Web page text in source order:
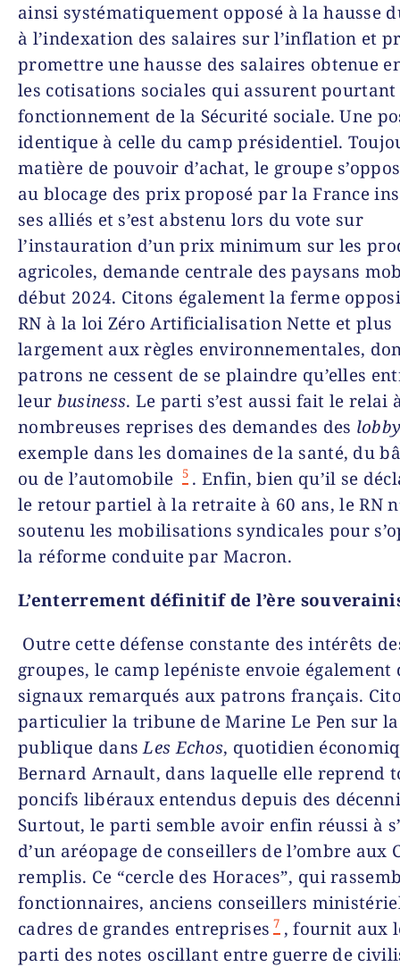
ainsi systématiquement opposé à la hausse
à l’indexation des salaires sur l’inflation et
promettre une hausse des salaires obtenue
les cotisations sociales qui assurent
fonctionnement de la Sécurité sociale. Une
identique à celle du camp présidentiel.
matière de pouvoir d’achat, le groupe
au blocage des prix proposé par la France
ses alliés et s’est abstenu lors du vote sur
l’instauration d’un prix minimum sur les
agricoles, demande centrale des paysans
début 2024. Citons également la ferme
RN à la loi Zéro Artificialisation Nette et plus
largement aux règles environnementales,
patrons ne cessent de se plaindre qu’elles
leur business. Le parti s’est aussi fait le relai
nombreuses reprises des demandes des
exemple dans les domaines de la santé, du
ou de l’automobile 5 . Enfin, bien qu’il se
le retour partiel à la retraite à 60 ans, le RN
soutenu les mobilisations syndicales pour
la réforme conduite par Macron.
L’enterrement définitif de l’ère
Outre cette défense constante des intérêts
groupes, le camp lepéniste envoie également
signaux remarqués aux patrons français.
particulier la tribune de Marine Le Pen sur
publique dansLes Echos, quotidien
Bernard Arnault, dans laquelle elle reprend
poncifs libéraux entendus depuis des
Surtout, le parti semble avoir enfin réussi à
d’un aréopage de conseillers de l’ombre aux
remplis. Ce “cercle des Horaces”, qui
fonctionnaires, anciens conseillers
cadres de grandes entreprises 7 , fournit aux
parti des notes oscillant entre guerre de